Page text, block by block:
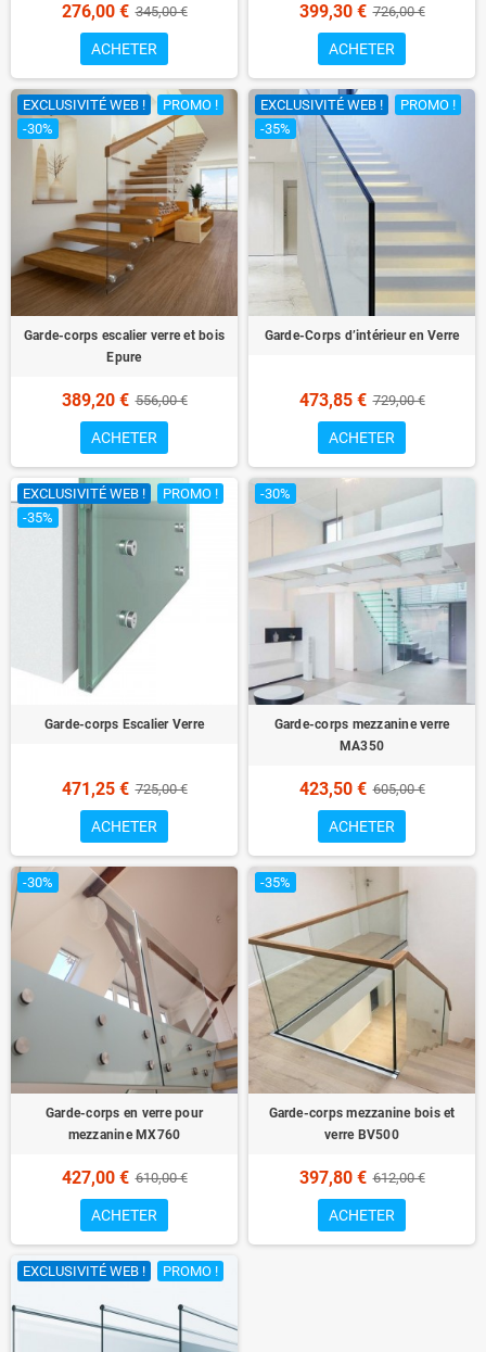
276,00 € 345,00 €
ACHETER
399,30 € 726,00 €
ACHETER
EXCLUSIVITÉ WEB !
PROMO !
-30%
Garde-corps escalier verre et bois
Epure
389,20 € 556,00 €
ACHETER
EXCLUSIVITÉ WEB !
PROMO !
-35%
Garde-Corps d’intérieur en Verre
473,85 € 729,00 €
ACHETER
EXCLUSIVITÉ WEB !
PROMO !
-35%
Garde-corps Escalier Verre
471,25 € 725,00 €
ACHETER
-30%
Garde-corps mezzanine verre
MA350
423,50 € 605,00 €
ACHETER
-30%
Garde-corps en verre pour
mezzanine MX760
427,00 € 610,00 €
ACHETER
-35%
Garde-corps mezzanine bois et
verre BV500
397,80 € 612,00 €
ACHETER
EXCLUSIVITÉ WEB ! PROMO !